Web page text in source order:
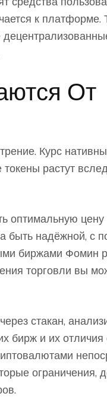
к платформе.
От
Курс
токены растут
оптимальную
быть надёжной, с
биржами Фомин
торговли вы
стакан,
бирж и их
ограничения,